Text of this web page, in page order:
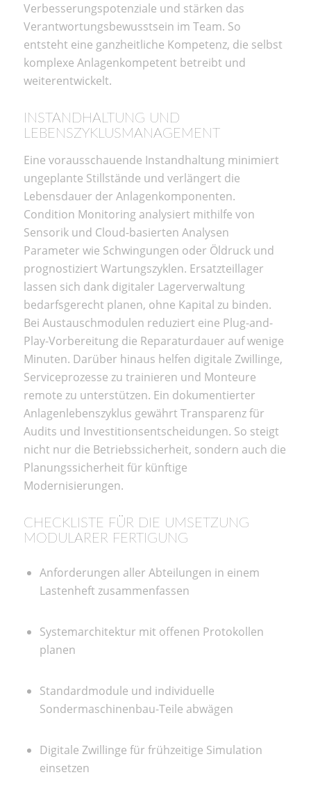
Verbesserungspotenziale und stärken das
Verantwortungsbewusstsein im Team. So
entsteht eine ganzheitliche Kompetenz, die selbst
komplexe Anlagenkompetent betreibt und
weiterentwickelt.
INSTANDHALTUNG UND
LEBENSZYKLUSMANAGEMENT
Eine vorausschauende Instandhaltung minimiert
ungeplante Stillstände und verlängert die
Lebensdauer der Anlagenkomponenten.
Condition Monitoring analysiert mithilfe von
Sensorik und Cloud-basierten Analysen
Parameter wie Schwingungen oder Öldruck und
prognostiziert Wartungszyklen. Ersatzteillager
lassen sich dank digitaler Lagerverwaltung
bedarfsgerecht planen, ohne Kapital zu binden.
Bei Austauschmodulen reduziert eine Plug-and-
Play-Vorbereitung die Reparaturdauer auf wenige
Minuten. Darüber hinaus helfen digitale Zwillinge,
Serviceprozesse zu trainieren und Monteure
remote zu unterstützen. Ein dokumentierter
Anlagenlebenszyklus gewährt Transparenz für
Audits und Investitionsentscheidungen. So steigt
nicht nur die Betriebssicherheit, sondern auch die
Planungssicherheit für künftige
Modernisierungen.
CHECKLISTE FÜR DIE UMSETZUNG
MODULARER FERTIGUNG
Anforderungen aller Abteilungen in einem
Lastenheft zusammenfassen
Systemarchitektur mit offenen Protokollen
planen
Standardmodule und individuelle
Sondermaschinenbau-Teile abwägen
Digitale Zwillinge für frühzeitige Simulation
einsetzen